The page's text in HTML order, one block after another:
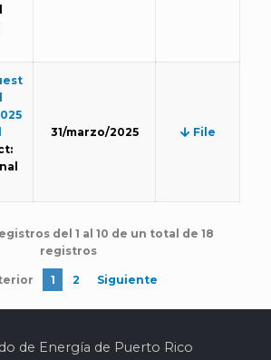
31/marzo/2025 File
del 1 al 10 de un total de 18
registros
1 2 Siguiente
de Energía de Puerto Rico